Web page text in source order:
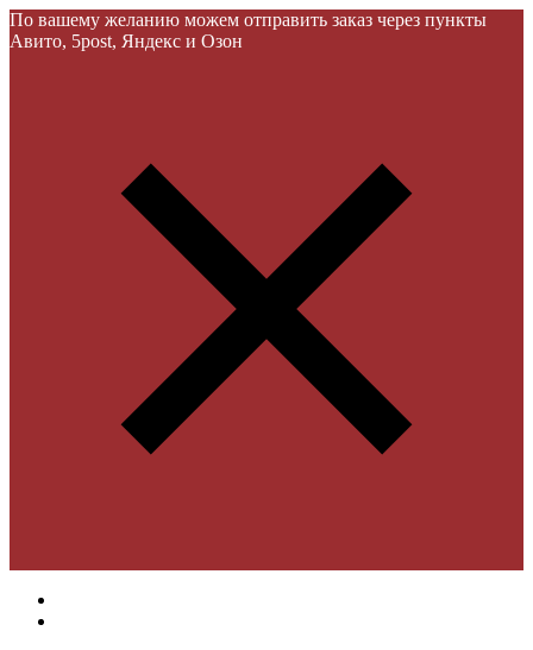
По вашему желанию можем отправить заказ через пункты
Авито, 5post, Яндекс и Озон